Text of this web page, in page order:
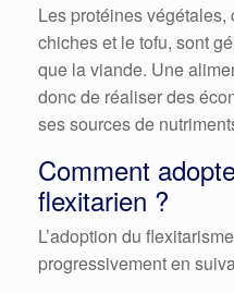
Les protéines
chiches et le tofu, sont
que la viande. Une
donc de réaliser des
ses sources de
Comment
flexitarien ?
L’adoption du
progressivement en